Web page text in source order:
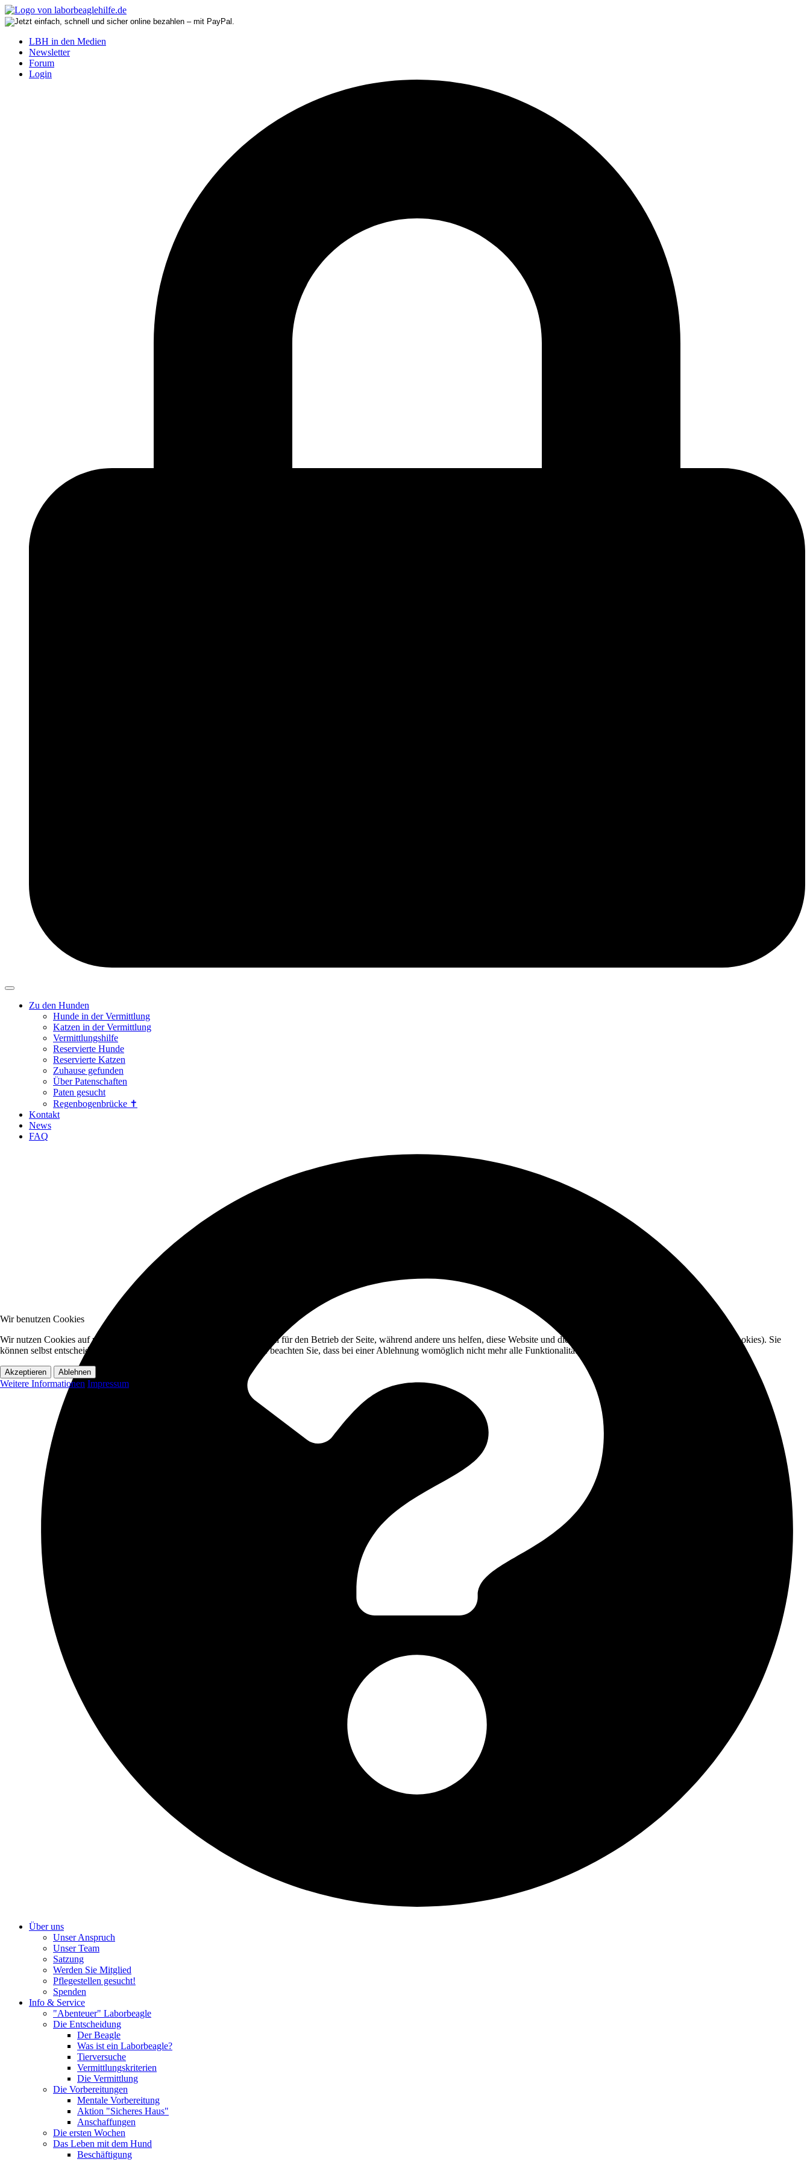
LBH in den Medien
Newsletter
Forum
Login
Zu den Hunden
Hunde in der Vermittlung
Katzen in der Vermittlung
Vermittlungshilfe
Reservierte Hunde
Reservierte Katzen
Zuhause gefunden
Über Patenschaften
Paten gesucht
Regenbogenbrücke ✝
Kontakt
News
FAQ
Über uns
Unser Anspruch
Unser Team
Satzung
Werden Sie Mitglied
Pflegestellen gesucht!
Spenden
Info & Service
"Abenteuer" Laborbeagle
Die Entscheidung
Der Beagle
Was ist ein Laborbeagle?
Tierversuche
Vermittlungskriterien
Die Vermittlung
Die Vorbereitungen
Mentale Vorbereitung
Aktion "Sicheres Haus"
Anschaffungen
Die ersten Wochen
Das Leben mit dem Hund
Beschäftigung
Wir benutzen Cookies
Wir nutzen Cookies auf unserer Website. Einige von ihnen sind essenziell für den Betrieb der Seite, während andere uns helfen, diese Website und die Nutzererfahrung zu verbessern (Tracking Cookies). Sie
können selbst entscheiden, ob Sie die Cookies zulassen möchten. Bitte beachten Sie, dass bei einer Ablehnung womöglich nicht mehr alle Funktionalitäten der Seite zur Verfügung stehen.
Akzeptieren Ablehnen
Weitere Informationen Impressum